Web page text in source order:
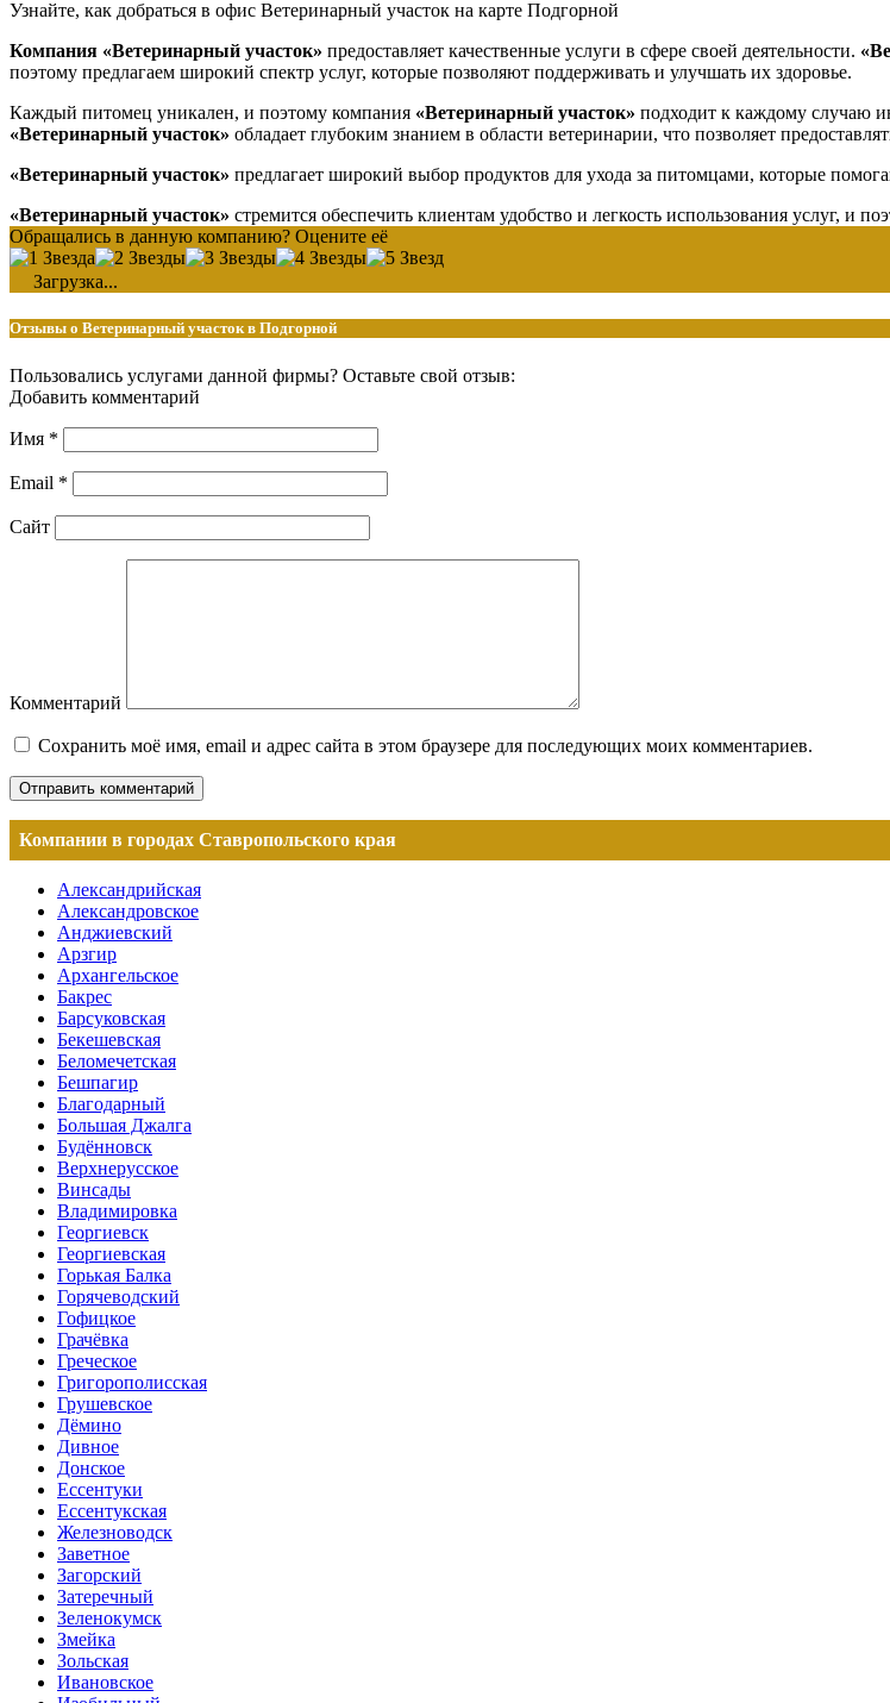
Узнайте, как добраться в офис Ветеринарный участок на карте Подгорной
Компания «Ветеринарный участок» предоставляет качественные услуги в сфере своей деятельности.
поэтому предлагаем широкий спектр услуг, которые позволяют поддерживать и улучшать их здоровье.
Каждый питомец уникален, и поэтому компания «Ветеринарный участок» подходит к каждому случаю
«Ветеринарный участок» обладает глубоким знанием в области ветеринарии, что позволяет
«Ветеринарный участок» предлагает широкий выбор продуктов для ухода за питомцами, которые
«Ветеринарный участок» стремится обеспечить клиентам удобство и легкость использования услуг, и
Обращались в данную компанию? Оцените её
Загрузка...
Отзывы о Ветеринарный участок в Подгорной
Пользовались услугами данной фирмы? Оставьте свой отзыв:
Добавить комментарий
Имя *
Email *
Сайт
Комментарий
Сохранить моё имя, email и адрес сайта в этом браузере для последующих моих комментариев.
Компании в городах Ставропольского края
Александрийская
Александровское
Анджиевский
Арзгир
Архангельское
Бакрес
Барсуковская
Бекешевская
Беломечетская
Бешпагир
Благодарный
Большая Джалга
Будённовск
Верхнерусское
Винсады
Владимировка
Георгиевск
Георгиевская
Горькая Балка
Горячеводский
Гофицкое
Грачёвка
Греческое
Григорополисская
Грушевское
Дёмино
Дивное
Донское
Ессентуки
Ессентукская
Железноводск
Заветное
Загорский
Затеречный
Зеленокумск
Змейка
Зольская
Ивановское